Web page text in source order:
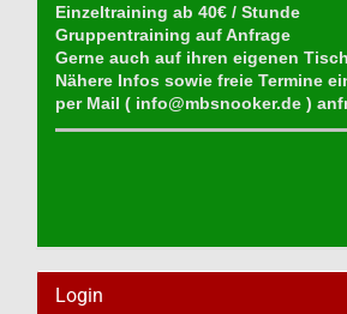
Einzeltraining ab 40€ / Stunde
Gruppentraining auf Anfrage
Gerne auch auf ihren eigenen
Nähere Infos sowie freie Termine
per Mail ( info@mbsnooker.de )
Login